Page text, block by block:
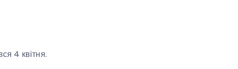
4 квітня.